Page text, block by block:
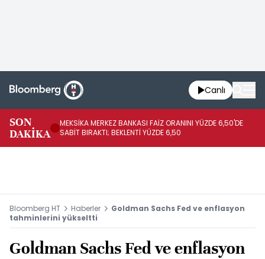
Canlı
SON
DAKİKA
MEKSİKA MERKEZ BANKASI FAİZ ORANINI YÜZDE 6,50'DE
SABİT BIRAKTI; BEKLENTİ YÜZDE 6,50
Bloomberg HT Haberler
Goldman Sachs Fed ve enflasyon
tahminlerini yükseltti
Goldman Sachs Fed ve enflasyon